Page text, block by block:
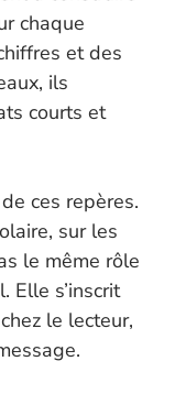
chaque
et des
ils
courts et
ces repères.
sur les
le même rôle
Elle s’inscrit
le lecteur,